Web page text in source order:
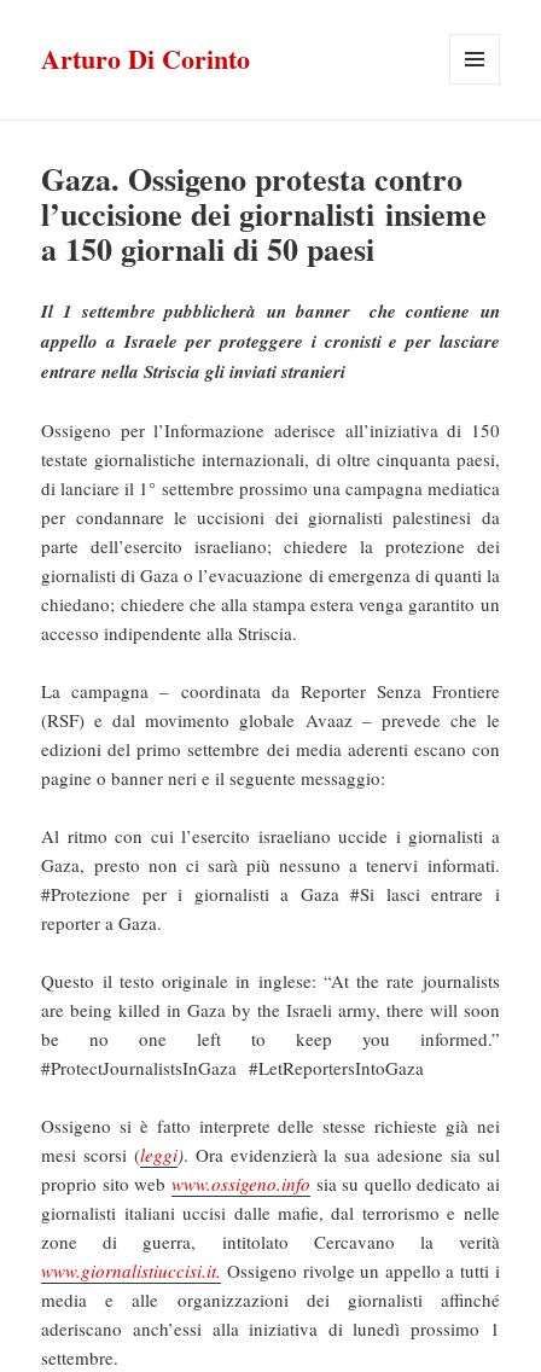
Arturo Di Corinto
Gaza. Ossigeno protesta contro
l’uccisione dei giornalisti insieme
a 150 giornali di 50 paesi
Il 1 settembre pubblicherà un banner che contiene un
appello a Israele per proteggere i cronisti e per lasciare
entrare nella Striscia gli inviati stranieri
Ossigeno per l’Informazione aderisce all’iniziativa di 150
testate giornalistiche internazionali, di oltre cinquanta paesi,
di lanciare il 1° settembre prossimo una campagna mediatica
per condannare le uccisioni dei giornalisti palestinesi da
parte dell’esercito israeliano; chiedere la protezione dei
giornalisti di Gaza o l’evacuazione di emergenza di quanti la
chiedano; chiedere che alla stampa estera venga garantito un
accesso indipendente alla Striscia.
La campagna – coordinata da Reporter Senza Frontiere
(RSF) e dal movimento globale Avaaz – prevede che le
edizioni del primo settembre dei media aderenti escano con
pagine o banner neri e il seguente messaggio:
Al ritmo con cui l’esercito israeliano uccide i giornalisti a
Gaza, presto non ci sarà più nessuno a tenervi informati.
#Protezione per i giornalisti a Gaza #Si lasci entrare i
reporter a Gaza.
Questo il testo originale in inglese: “At the rate journalists
are being killed in Gaza by the Israeli army, there will soon
be no one left to keep you informed.”
#ProtectJournalistsInGaza #LetReportersIntoGaza
Ossigeno si è fatto interprete delle stesse richieste già nei
mesi scorsi (leggi). Ora evidenzierà la sua adesione sia sul
proprio sito web www.ossigeno.info sia su quello dedicato ai
giornalisti italiani uccisi dalle mafie, dal terrorismo e nelle
zone di guerra, intitolato Cercavano la verità
www.giornalistiuccisi.it. Ossigeno rivolge un appello a tutti i
media e alle organizzazioni dei giornalisti affinché
aderiscano anch’essi alla iniziativa di lunedì prossimo 1
settembre.